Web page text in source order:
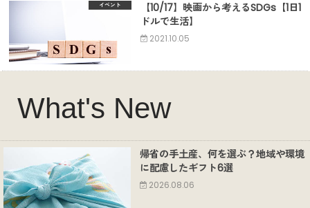
イベント
【10/17】映画から考えるSDGs【1日1
ドルで生活】
2021.10.05
What's New
帰省の手土産、何を選ぶ？地域や環境
に配慮したギフト6選
2026.08.06